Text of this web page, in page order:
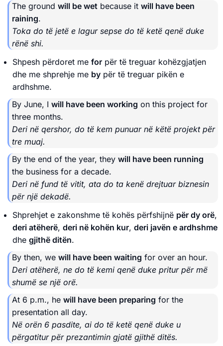
The ground will be wet because it will have been
raining.
Toka do të jetë e lagur sepse do të ketë qenë duke
rënë shi.
Shpesh përdoret me for për të treguar kohëzgjatjen
dhe me shprehje me by për të treguar pikën e
ardhshme.
By June, I will have been working on this project for
three months.
Deri në qershor, do të kem punuar në këtë projekt për
tre muaj.
By the end of the year, they will have been running
the business for a decade.
Deri në fund të vitit, ata do ta kenë drejtuar biznesin
për një dekadë.
Shprehjet e zakonshme të kohës përfshijnë për dy orë,
deri atëherë, deri në kohën kur, deri javën e ardhshme
dhe gjithë ditën.
By then, we will have been waiting for over an hour.
Deri atëherë, ne do të kemi qenë duke pritur për më
shumë se një orë.
At 6 p.m., he will have been preparing for the
presentation all day.
Në orën 6 pasdite, ai do të ketë qenë duke u
përgatitur për prezantimin gjatë gjithë ditës.